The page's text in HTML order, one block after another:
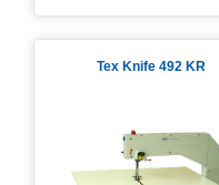
Tex Knife 492 KR